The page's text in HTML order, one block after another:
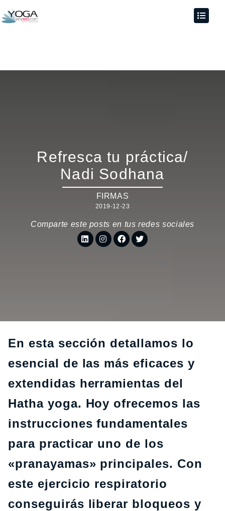
Refresca tu práctica/
Nadi Sodhana
FIRMAS
2019-12-23
Comparte este posts en tus redes sociales
En esta sección detallamos lo
esencial de las más eficaces y
extendidas herramientas del
Hatha yoga. Hoy ofrecemos las
instrucciones fundamentales
para practicar uno de los
«pranayamas» principales. Con
este ejercicio respiratorio
conseguirás liberar bloqueos y